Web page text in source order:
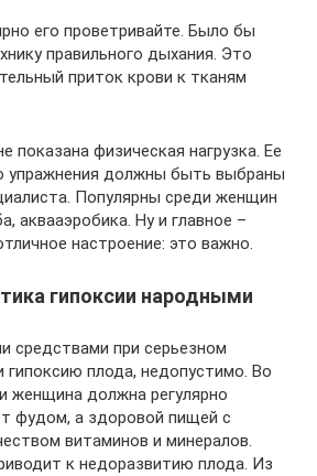
его проветривайте. Было бы
правильного дыхания. Это
приток крови к тканям
показана физическая нагрузка. Ее
упражнения должны быть выбраны
Популярны среди женщин
аквааэробика. Ну и главное –
настроение: это важно.
гипоксии народными
средствами при серьезном
гипоксию плода, недопустимо. Во
женщина должна регулярно
фудом, а здоровой пищей с
витаминов и минералов.
к недоразвитию плода. Из